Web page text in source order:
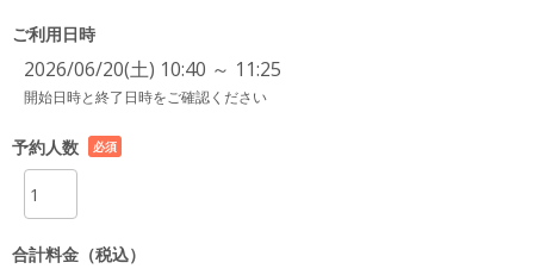
ご利用日時
2026/06/20(土) 10:40 ～ 11:25
開始日時と終了日時をご確認ください
予約人数
必須
合計料金（税込）